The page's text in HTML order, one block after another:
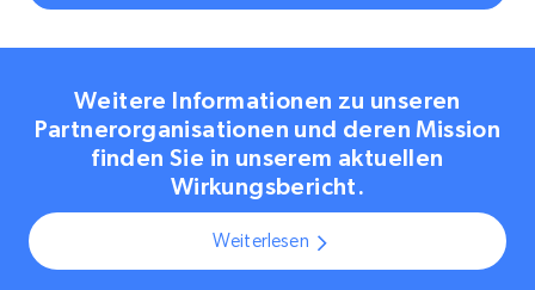
Weitere Informationen zu unseren
Partnerorganisationen und deren Mission
finden Sie in unserem aktuellen
Wirkungsbericht.
Weiterlesen